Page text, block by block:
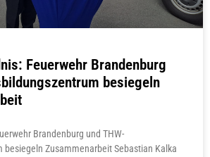
Feuerwehr Brandenburg
besiegeln
Brandenburg und THW-
besiegeln Zusammenarbeit Sebastian Kalka